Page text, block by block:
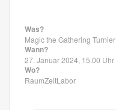
Was?
Magic the Gathering Turnier
Wann?
27. Januar 2024, 15.00 Uhr
Wo?
RaumZeitLabor